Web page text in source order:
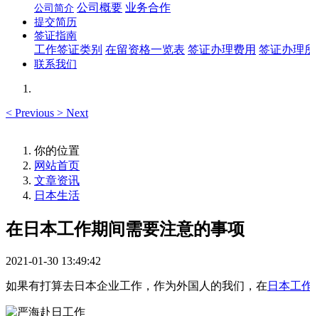
公司简介 公司概要 业务合作
提交简历
签证指南
工作签证类别 在留资格一览表 签证办理费用 签证办理
联系我们
< Previous > Next
你的位置
网站首页
文章资讯
日本生活
在日本工作期间需要注意的事项
2021-01-30 13:49:42
如果有打算去日本企业工作，作为外国人的我们，在 日本工